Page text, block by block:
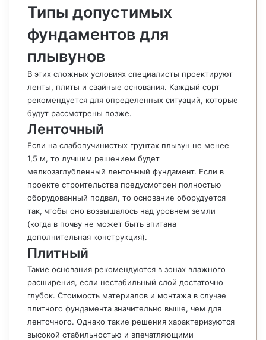
Типы допустимых
фундаментов для
плывунов
В этих сложных условиях специалисты проектируют
ленты, плиты и свайные основания. Каждый сорт
рекомендуется для определенных ситуаций, которые
будут рассмотрены позже.
Ленточный
Если на слабопучинистых грунтах плывун не менее
1,5 м, то лучшим решением будет
мелкозаглубленный ленточный фундамент. Если в
проекте строительства предусмотрен полностью
оборудованный подвал, то основание оборудуется
так, чтобы оно возвышалось над уровнем земли
(когда в почву не может быть впитана
дополнительная конструкция).
Плитный
Такие основания рекомендуются в зонах влажного
расширения, если нестабильный слой достаточно
глубок. Стоимость материалов и монтажа в случае
плитного фундамента значительно выше, чем для
ленточного. Однако такие решения характеризуются
высокой стабильностью и впечатляющими